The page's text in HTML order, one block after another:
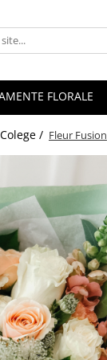
FLORALE
/ Fleur Fusion